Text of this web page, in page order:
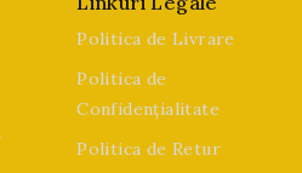
Politica de Livrare
Politica de
Confidențialitate
Politica de Retur